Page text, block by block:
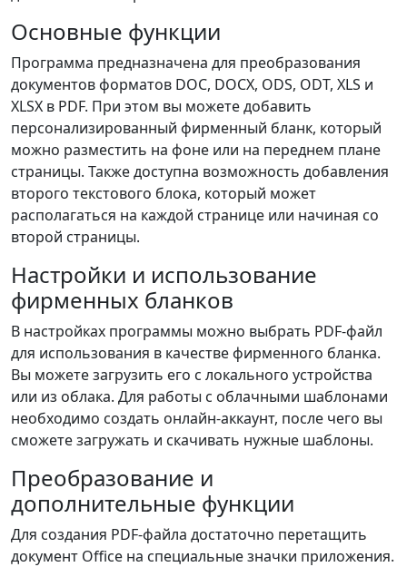
Основные функции
Программа предназначена для преобразования
документов форматов DOC, DOCX, ODS, ODT, XLS и
XLSX в PDF. При этом вы можете добавить
персонализированный фирменный бланк, который
можно разместить на фоне или на переднем плане
страницы. Также доступна возможность добавления
второго текстового блока, который может
располагаться на каждой странице или начиная со
второй страницы.
Настройки и использование
фирменных бланков
В настройках программы можно выбрать PDF-файл
для использования в качестве фирменного бланка.
Вы можете загрузить его с локального устройства
или из облака. Для работы с облачными шаблонами
необходимо создать онлайн-аккаунт, после чего вы
сможете загружать и скачивать нужные шаблоны.
Преобразование и
дополнительные функции
Для создания PDF-файла достаточно перетащить
документ Office на специальные значки приложения.